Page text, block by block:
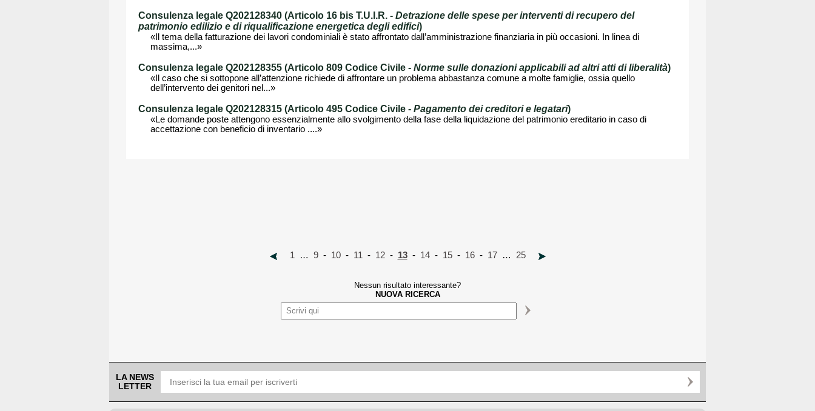
Consulenza legale Q202128340 (Articolo 16 bis T.U.I.R. - Detrazione delle spese per interventi di recupero del
patrimonio edilizio e di riqualificazione energetica degli edifici)
«Il tema della fatturazione dei lavori condominiali è stato affrontato dall’amministrazione finanziaria in più occasioni. In linea di
massima,...»
Consulenza legale Q202128355 (Articolo 809 Codice Civile - Norme sulle donazioni applicabili ad altri atti di liberalità)
«Il caso che si sottopone all’attenzione richiede di affrontare un problema abbastanza comune a molte famiglie, ossia quello
dell’intervento dei genitori nel...»
Consulenza legale Q202128315 (Articolo 495 Codice Civile - Pagamento dei creditori e legatari)
«Le domande poste attengono essenzialmente allo svolgimento della fase della liquidazione del patrimonio ereditario in caso di
accettazione con beneficio di inventario ....»
1 … 9 - 10 - 11 - 12 - 13 - 14 - 15 - 16 - 17 … 25
Nessun risultato interessante?
NUOVA RICERCA
LA NEWS
LETTER